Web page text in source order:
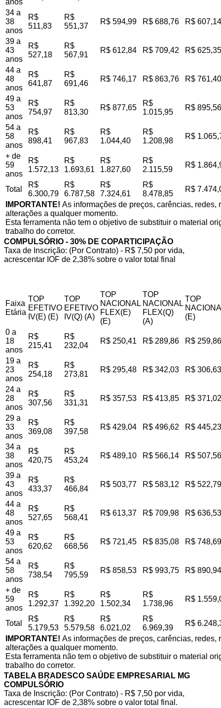
anos
34 a
38
anos
R$
511,83
R$
551,37
R$ 594,99 R$ 688,76 R$ 607,14
39 a
43
anos
R$
527,18
R$
567,91
R$ 612,84 R$ 709,42 R$ 625,35
44 a
48
anos
R$
641,87
R$
691,46
R$ 746,17 R$ 863,76 R$ 761,40
49 a
53
anos
R$
754,97
R$
813,30
R$ 877,65
R$
1.015,95
R$ 895,56
54 a
58
anos
R$
898,41
R$
967,83
R$
1.044,40
R$
1.208,98
R$
+ de
59
anos
R$
1.572,13
R$
1.693,61
R$
1.827,60
R$
2.115,59
R$
Total
R$
6.300,79
R$
6.787,58
R$
7.324,61
R$
8.478,85
R$
IMPORTANTE! As informações de preços, carências,
alterações a qualquer momento.
Esta ferramenta não tem o objetivo de substituir o material
trabalho do corretor.
COMPULSÓRIO - 30% DE COPARTICIPAÇÃO
Taxa de Inscrição: (Por Contrato) - R$ 7,50 por vida,
acrescentar IOF de 2,38% sobre o valor total final
Faixa
Etária
TOP
EFETIVO
IV(E) (E)
TOP
EFETIVO
IV(Q) (A)
TOP
NACIONAL
FLEX(E)
(E)
TOP
NACIONAL
FLEX(Q)
(A)
TOP
(E)
0 a
18
anos
R$
215,41
R$
232,04
R$ 250,41 R$ 289,86 R$ 259,86
19 a
23
anos
R$
254,18
R$
273,81
R$ 295,48 R$ 342,03 R$ 306,63
24 a
28
anos
R$
307,56
R$
331,31
R$ 357,53 R$ 413,85 R$ 371,02
29 a
33
anos
R$
369,08
R$
397,58
R$ 429,04 R$ 496,62 R$ 445,23
34 a
38
anos
R$
420,75
R$
453,24
R$ 489,10 R$ 566,14 R$ 507,56
39 a
43
anos
R$
433,37
R$
466,84
R$ 503,77 R$ 583,12 R$ 522,79
44 a
48
anos
R$
527,65
R$
568,41
R$ 613,37 R$ 709,98 R$ 636,53
49 a
53
anos
R$
620,62
R$
668,56
R$ 721,45 R$ 835,08 R$ 748,69
54 a
58
anos
R$
738,54
R$
795,59
R$ 858,53 R$ 993,75 R$ 890,94
+ de
59
anos
R$
1.292,37
R$
1.392,20
R$
1.502,34
R$
1.738,96
R$
Total
R$
5.179,53
R$
5.579,58
R$
6.021,02
R$
6.969,39
R$
IMPORTANTE! As informações de preços, carências,
alterações a qualquer momento.
Esta ferramenta não tem o objetivo de substituir o material
trabalho do corretor.
TABELA BRADESCO SAÚDE EMPRESARIAL MG
COMPULSÓRIO
Taxa de Inscrição: (Por Contrato) - R$ 7,50 por vida,
acrescentar IOF de 2,38% sobre o valor total final.